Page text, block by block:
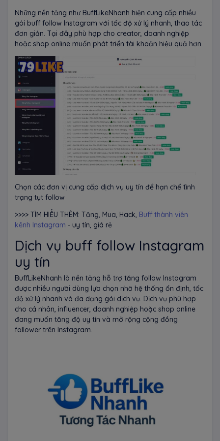
Những nền tảng như BuffLikeNhanh hiện cung cấp nhiều
gói buff follow Instagram với tốc độ xử lý nhanh, thao tác
đơn giản. Tại đây phù hợp cho creator, doanh nghiệp
hoặc shop online muốn phát triển tài khoản hiệu quả hơn.
Chọn các đơn vị cung cấp dịch vụ uy tín để hạn chế tình
trạng tụt follow
>>>> TÌM HIỂU THÊM: Tăng, Mua, Hack, Buff thành viên
kênh Instagram - uy tín, giá rẻ
Dịch vụ buff follow Instagram
uy tín
BuffLikeNhanh là nền tảng hỗ trợ tăng follow Instagram
được nhiều người dùng lựa chọn nhờ hệ thống ổn định, tốc
độ xử lý nhanh và đa dạng gói dịch vụ. Dịch vụ phù hợp
cho cá nhân, influencer, doanh nghiệp hoặc shop online
đang muốn tăng độ uy tín và mở rộng cộng đồng
follower trên Instagram.